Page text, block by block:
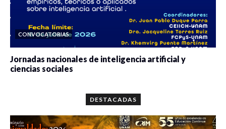
CONVOCATORIAS
Jornadas nacionales de inteligencia artificial y
ciencias sociales
DESTACADAS